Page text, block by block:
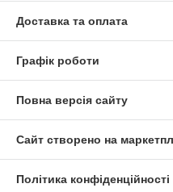
Доставка та оплата
Графік роботи
Повна версія сайту
Сайт створено на
Політика конфіденційності